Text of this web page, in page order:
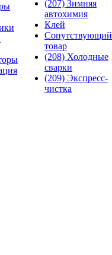
(207) Зимняя
автохимия
Клей
Сопутствующий
товар
(208) Холодные
сварки
(209) Экспреcс-
чистка